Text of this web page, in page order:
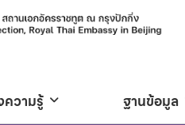
ความรู้ ฐานข้อมูล